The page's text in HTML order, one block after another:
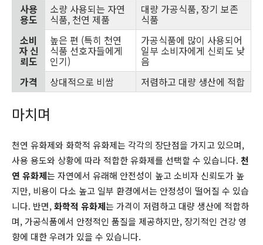
사용
용도
소량 사용되는 자연
식품, 천연 제품
대량 가공식품, 장기 보존
식품
소비
자 신
뢰도
높은 편 (특히 천연
식품 선호자들에게
인기)
가공식품에 많이 사용되어
일부 소비자에게 신뢰도 낮
음
가격
상대적으로 비쌈 저렴하고 대량 생산에 적합
마치며
천연 유화제와 화학적 유화제는 각각의 장단점을 가지고 있으며,
사용 용도와 상황에 따라 적합한 유화제를 선택할 수 있습니다. 천
연 유화제는 자연에서 유래해 안전성이 높고 소비자 신뢰도가 높
지만, 비용이 다소 높고 일부 환경에서는 안정성이 떨어질 수 있습
니다. 반면,화학적 유화제는 가격이 저렴하고 대량 생산에 적합하
며, 가공식품에서 안정적인 품질을 제공하지만, 장기적인 건강 영
향에 대한 우려가 있을 수 있습니다.